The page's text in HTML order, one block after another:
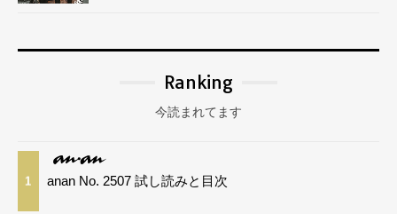
Ranking
今読まれてます
1 anan No. 2507 試し読みと目次